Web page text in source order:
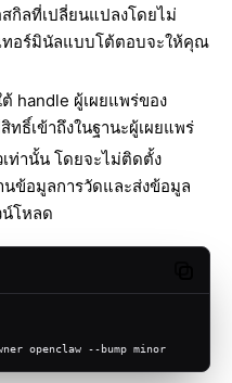
กิลที่เปลี่ยนแปลงโดยไม่
ทอร์มินัลแบบโต้ตอบจะให้คุณ
handle ผู้เผยแพร่ของ
ทธิ์เข้าถึงในฐานะผู้เผยแพร่
เท่านั้น โดยจะไม่ติดตั้ง
นข้อมูลการวัดและส่งข้อมูล
น์โหลด
openclaw --bump minor